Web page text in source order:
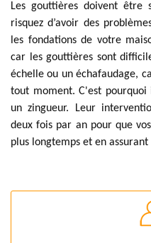
Les gouttières doivent être
risquez d’avoir des
les fondations de votre
car les gouttières sont
échelle ou un échafaudage,
tout moment. C'est
un zingueur. Leur
deux fois par an pour que
plus longtemps et en